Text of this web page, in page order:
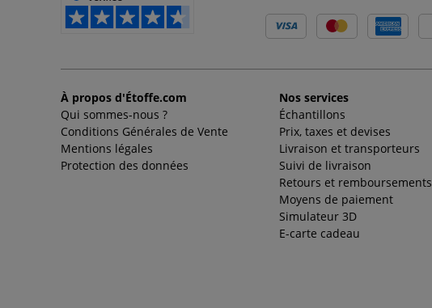
À propos d'Étoffe.com
Qui sommes-nous ?
Conditions Générales de Vente
Mentions légales
Protection des données
Nos services
Échantillons
Prix, taxes et devises
Livraison et transporteurs
Suivi de livraison
Retours et remboursements
Moyens de paiement
Simulateur 3D
E-carte cadeau